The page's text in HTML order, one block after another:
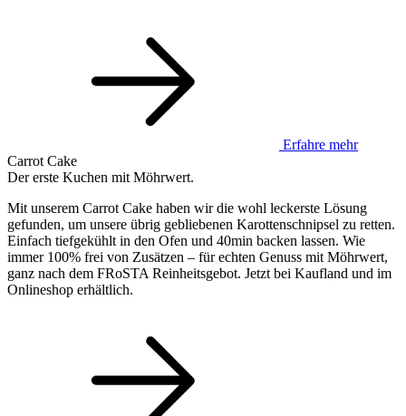
Erfahre mehr
Carrot Cake
Der erste Kuchen mit Möhrwert.
Mit unserem Carrot Cake haben wir die wohl leckerste Lösung
gefunden, um unsere übrig gebliebenen Karottenschnipsel zu retten.
Einfach tiefgekühlt in den Ofen und 40min backen lassen. Wie
immer 100% frei von Zusätzen – für echten Genuss mit Möhrwert,
ganz nach dem FRoSTA Reinheitsgebot. Jetzt bei Kaufland und im
Onlineshop erhältlich.